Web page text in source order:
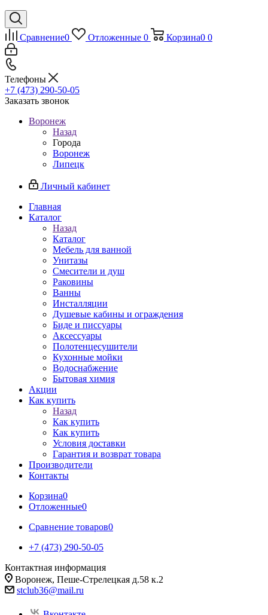
Сравнение0 Отложенные 0 Корзина0 0
Телефоны
+7 (473) 290-50-05
Заказать звонок
Воронеж
Назад
Города
Воронеж
Липецк
Личный кабинет
Главная
Каталог
Назад
Каталог
Мебель для ванной
Унитазы
Смесители и душ
Раковины
Ванны
Инсталляции
Душевые кабины и ограждения
Биде и писсуары
Аксессуары
Полотенцесушители
Кухонные мойки
Водоснабжение
Бытовая химия
Акции
Как купить
Назад
Как купить
Как купить
Условия доставки
Гарантия и возврат товара
Производители
Контакты
Корзина0
Отложенные0
Сравнение товаров0
+7 (473) 290-50-05
Контактная информация
Воронеж, Пеше-Стрелецкая д.58 к.2
stclub36@mail.ru